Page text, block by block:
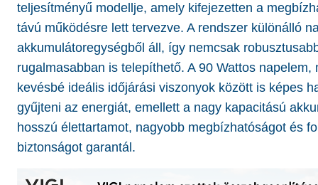
teljesítményű modellje, amely kifejezetten a
távú működésre lett tervezve. A rendszer különálló
akkumulátoregységből áll, így nemcsak
rugalmasabban is telepíthető. A 90 Wattos napelem,
kevésbé ideális időjárási viszonyok között is képes
gyűjteni az energiát, emellett a nagy kapacitású
hosszú élettartamot, nagyobb megbízhatóságot és
biztonságot garantál.